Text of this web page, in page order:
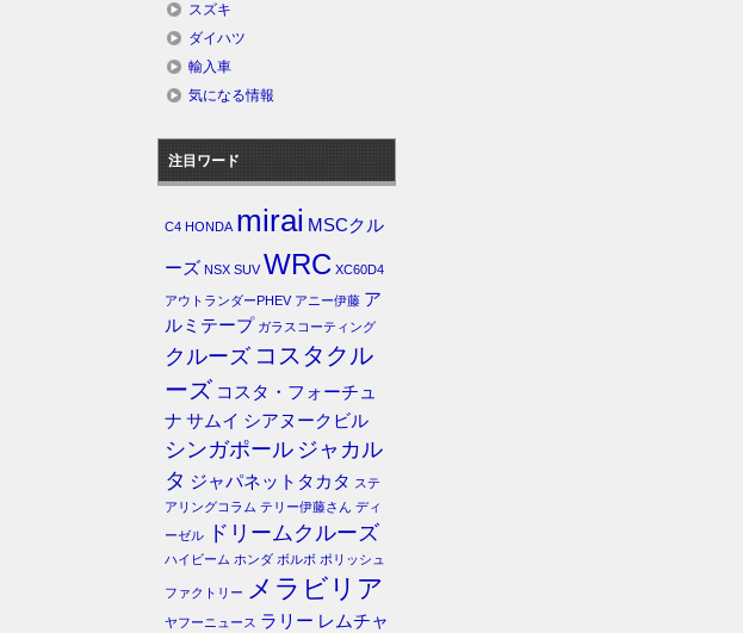
スズキ
ダイハツ
輸入車
気になる情報
注目ワード
C4 HONDA mirai MSCクル
ーズ NSX SUV WRC XC60D4
アウトランダーPHEV アニー伊藤 ア
ルミテープ ガラスコーティング
クルーズ コスタクル
ーズ コスタ・フォーチュ
ナ サムイ シアヌークビル
シンガポール ジャカル
タ ジャパネットタカタ ステ
アリングコラム テリー伊藤さん ディ
ーゼル
ドリームクルーズ
ハイビーム ホンダ ボルボ ポリッシュ
ファクトリー メラビリア
ヤフーニュース ラリー レムチャ